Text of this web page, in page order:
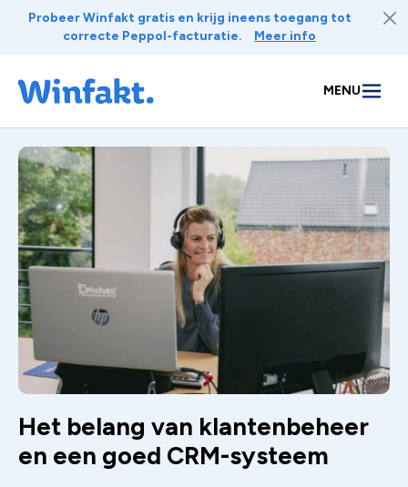
Naar inhoud
Probeer Winfakt gratis en krijg ineens toegang tot
correcte Peppol-facturatie.
Meer info
MENU
Het belang van klantenbeheer
en een goed CRM-systeem